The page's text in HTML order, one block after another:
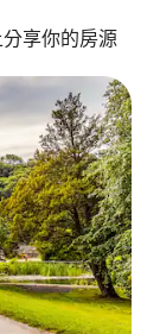
享你的房源